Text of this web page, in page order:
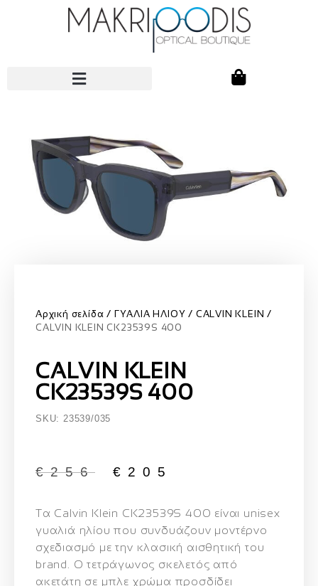
Αρχική σελίδα ΓΥΑΛΙΑ ΗΛΙΟΥ
CALVIN KLEIN
CALVIN KLEIN CK23539S 400
CALVIN KLEIN
CK23539S 400
SKU: 23539/035
€256 € 205
Τα Calvin Klein CK23539S 400 είναι unisex
γυαλιά ηλίου που συνδυάζουν μοντέρνο
σχεδιασμό με την κλασική αισθητική του
brand. Ο τετράγωνος σκελετός από
ακετάτη σε μπλε χρώμα προσδίδει